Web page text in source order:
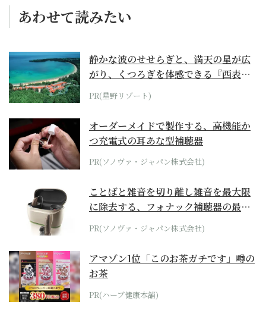
あわせて読みたい
静かな波のせせらぎと、満天の星が広
がり、くつろぎを体感できる『西表島
ホテル by...
PR(星野リゾート)
オーダーメイドで製作する、高機能か
つ充電式の耳あな型補聴器
PR(ソノヴァ・ジャパン株式会社)
ことばと雑音を切り離し雑音を最大限
に除去する、フォナック補聴器の最上
位モデル
PR(ソノヴァ・ジャパン株式会社)
アマゾン1位「このお茶ガチです」噂の
お茶
PR(ハーブ健康本舗)